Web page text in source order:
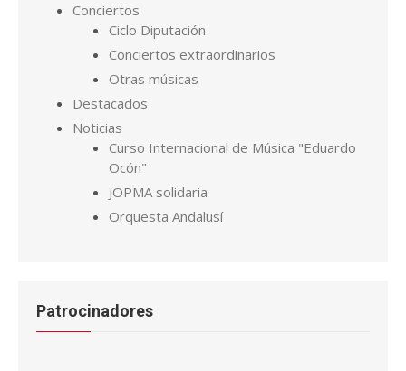
Conciertos
Ciclo Diputación
Conciertos extraordinarios
Otras músicas
Destacados
Noticias
Curso Internacional de Música "Eduardo
Ocón"
JOPMA solidaria
Orquesta Andalusí
Patrocinadores